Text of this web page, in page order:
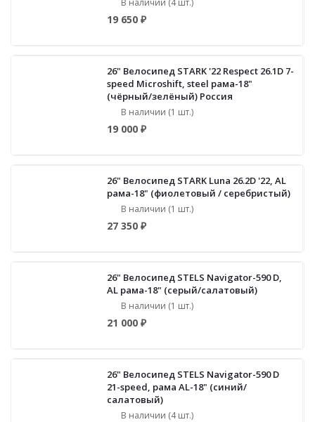
В наличии (4 шт.)
19 650 ₽
26" Велосипед STARK '22 Respect 26.1D 7-
speed Microshift, steel рама-18"
(чёрный/зелёный) Россия
В наличии (1 шт.)
19 000 ₽
26" Велосипед STARK Luna 26.2D '22, AL
рама-18" (фиолетовый / серебристый)
В наличии (1 шт.)
27 350 ₽
26" Велосипед STELS Navigator-590 D,
AL рама-18" (серый/салатовый)
В наличии (1 шт.)
21 000 ₽
26" Велосипед STELS Navigator-590 D
21-speed, рама AL-18" (синий/
салатовый)
В наличии (4 шт.)